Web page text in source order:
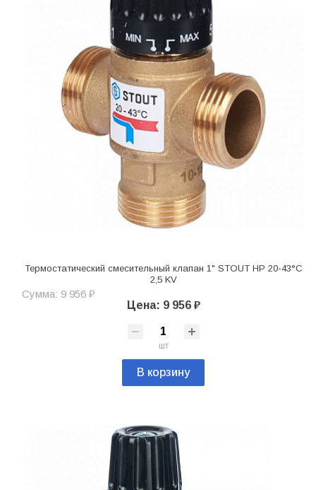
Термостатический смесительный клапан 1" STOUT НР 20-43°С
2,5 KV
Сумма: 9 956 ₽
Цена: 9 956 ₽
шт
В корзину